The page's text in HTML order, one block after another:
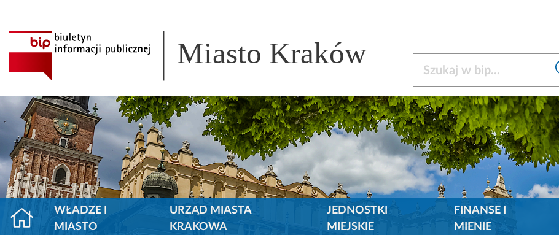
Miasto Kraków
WŁADZE I
MIASTO
URZĄD MIASTA
KRAKOWA
JEDNOSTKI
MIEJSKIE
FINANSE I
MIENIE